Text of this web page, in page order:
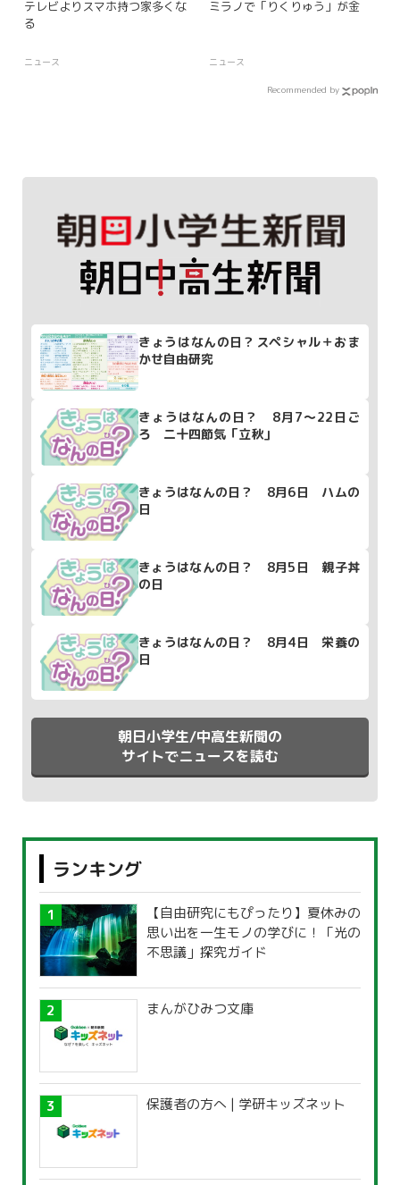
テレビよりスマホ持つ家多くな
る
ニュース
ミラノで「りくりゅう」が金
ニュース
Recommended by
きょうはなんの日？スペシャル＋おま
かせ自由研究
きょうはなんの日？ 8月7～22日ご
ろ 二十四節気「立秋」
きょうはなんの日？ 8月6日 ハムの
日
きょうはなんの日？ 8月5日 親子丼
の日
きょうはなんの日？ 8月4日 栄養の
日
朝日小学生/中高生新聞の
サイトでニュースを読む
ランキング
【自由研究にもぴったり】夏休みの
思い出を一生モノの学びに！「光の
不思議」探究ガイド
まんがひみつ文庫
保護者の方へ | 学研キッズネット